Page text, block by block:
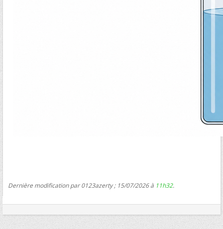
Dernière modification par 0123azerty ; 15/07/2026 à 11h32.